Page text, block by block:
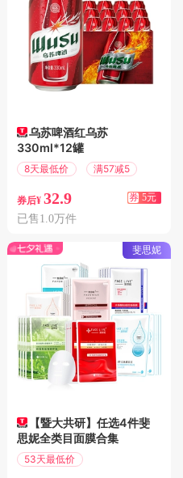
乌苏啤酒红乌苏
330ml*12罐
8天最低价 满57减5
券后¥ 32.9 券 5元
已售1.0万件
斐思妮
【暨大共研】任选4件斐
思妮全类目面膜合集
53天最低价